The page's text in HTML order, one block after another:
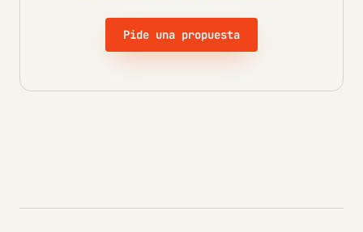
Pide una propuesta